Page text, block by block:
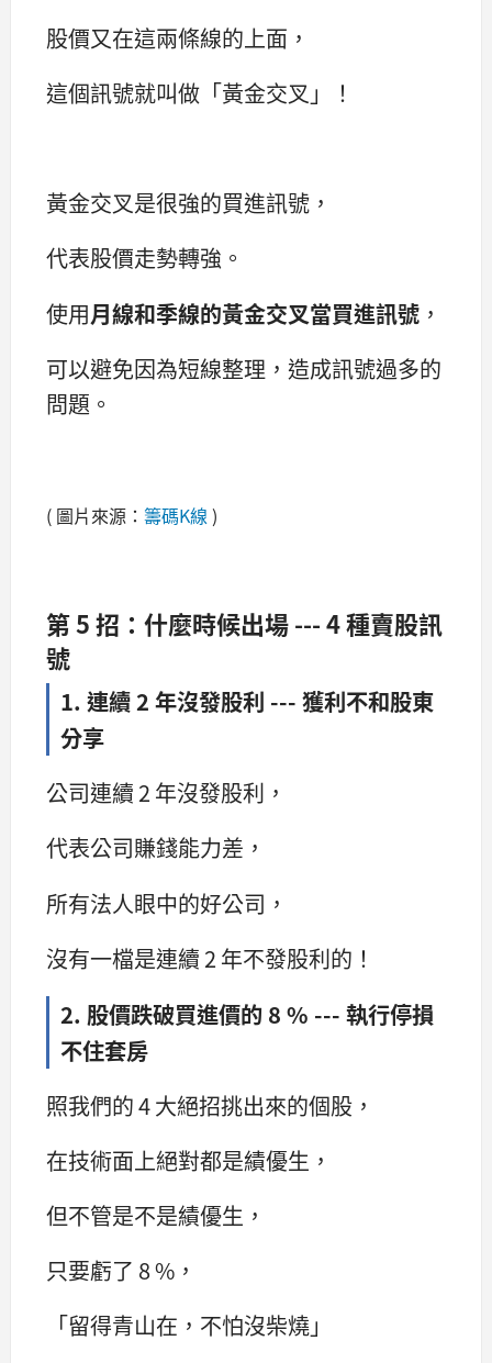
股價又在這兩條線的上面，
這個訊號就叫做「黃金交叉」！
黃金交叉是很強的買進訊號，
代表股價走勢轉強。
使用月線和季線的黃金交叉當買進訊號 ，
可以避免因為短線整理，造成訊號過多的
問題。
( 圖片來源： 籌碼K線 )
第 5 招：什麼時候出場 --- 4 種賣股訊
號
1. 連續 2 年沒發股利 --- 獲利不和股東
分享
公司連續 2 年沒發股利，
代表公司賺錢能力差，
所有法人眼中的好公司，
沒有一檔是連續 2 年不發股利的！
2. 股價跌破買進價的 8 % --- 執行停損
不住套房
照我們的 4 大絕招挑出來的個股，
在技術面上絕對都是績優生，
但不管是不是績優生，
只要虧了 8 %，
「留得青山在，不怕沒柴燒」